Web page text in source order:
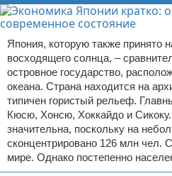
Япония, которую также принято
восходящего солнца, –
островное государство,
океана. Страна находится на
типичен гористый рельеф.
Кюсю, Хонсю, Хоккайдо и
значительна, поскольку на
сконцентрировано 126 млн чел.
мире. Однако постепенно